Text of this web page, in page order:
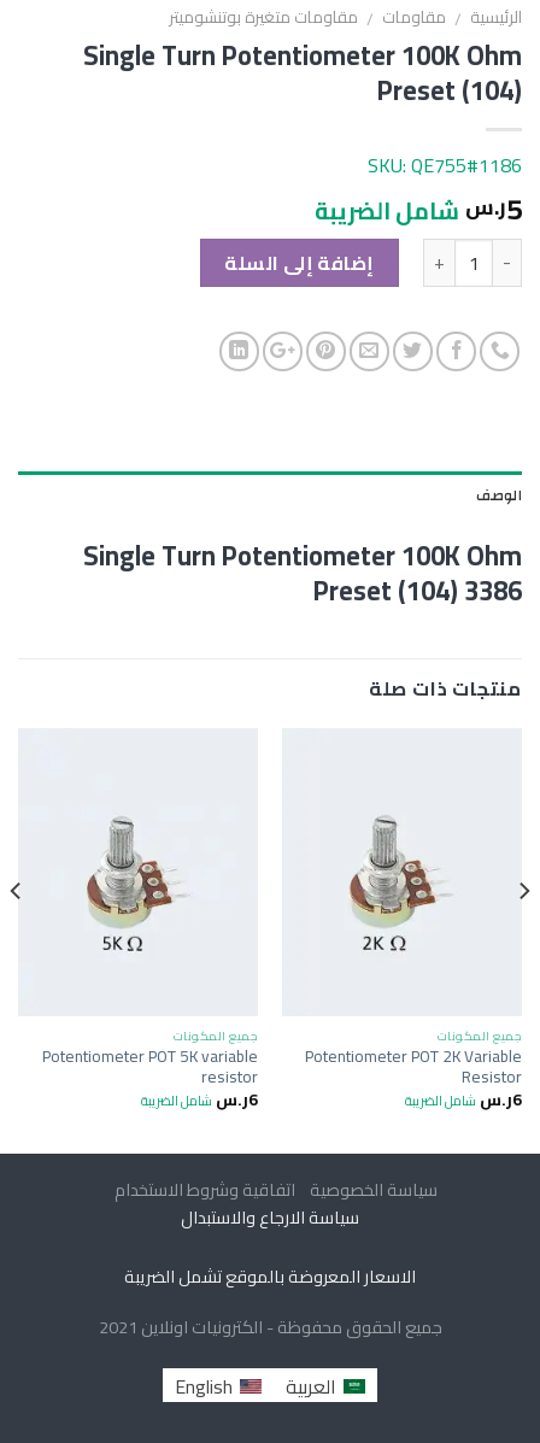
الرئيسية / مقاومات / مقاومات متغيرة بوتنشوميتر
Single Turn Potentiometer 100K Ohm
Preset (104)
SKU: QE755#1186
5ر.س شامل الضريبة
الكمية إضافة إلى السلة
الوصف
Single Turn Potentiometer 100K Ohm
Preset (104) 3386
منتجات ذات صلة
جميع المكونات
Potentiometer POT 2K Variable
Resistor
6ر.س شامل الضريبة
جميع المكونات
Potentiometer POT 5K variable
resistor
6ر.س شامل الضريبة
سياسة الخصوصية اتفاقية وشروط الاستخدام
سياسة الارجاع والاستبدال
الاسعار المعروضة بالموقع تشمل الضريبة
جميع الحقوق محفوظة - الكترونيات اونلاين 2021
العربية English